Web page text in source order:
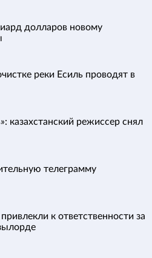
долларов новому
реки Есиль проводят в
казахстанский режиссер снял
телеграмму
к ответственности за